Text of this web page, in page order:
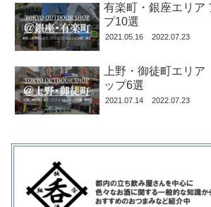
有楽町・銀座エリア
プ10選
2021.05.16 2022.07.23
上野・御徒町エリ
ップ6選
2021.07.14 2022.07.23